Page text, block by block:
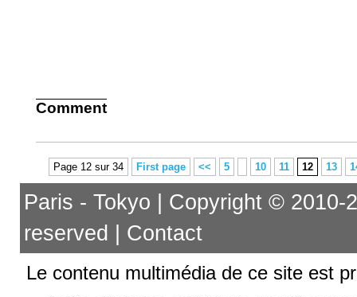
Comment
Page 12 sur 34 First page << 5 10 11 12 13
Paris - Tokyo | Copyright ©
reserved | Contact
Le contenu multimédia de ce site est